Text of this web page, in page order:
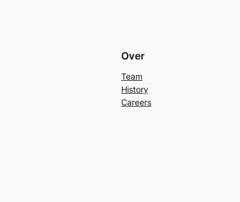
Over
Team
History
Careers